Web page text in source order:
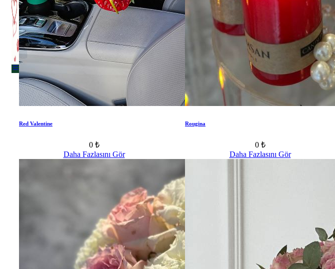
Red Valentine
0 ₺
Daha Fazlasını Gör
Rougina
0 ₺
Daha Fazlasını Gör